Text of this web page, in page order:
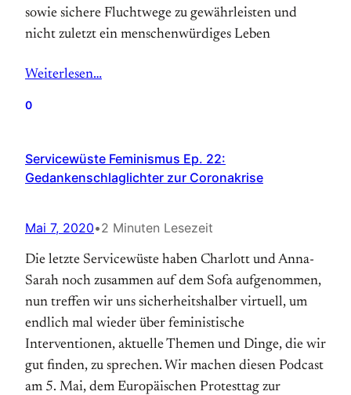
sowie sichere Fluchtwege zu gewährleisten und
nicht zuletzt ein menschenwürdiges Leben
Weiterlesen…
0
Servicewüste Feminismus Ep. 22:
Gedankenschlaglichter zur Coronakrise
Mai 7, 2020•2 Minuten Lesezeit
Die letzte Servicewüste haben Charlott und Anna-
Sarah noch zusammen auf dem Sofa aufgenommen,
nun treffen wir uns sicherheitshalber virtuell, um
endlich mal wieder über feministische
Interventionen, aktuelle Themen und Dinge, die wir
gut finden, zu sprechen. Wir machen diesen Podcast
am 5. Mai, dem Europäischen Protesttag zur